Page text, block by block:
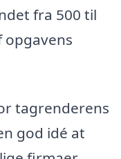
fra 500 til
tagrenderens
god idé at